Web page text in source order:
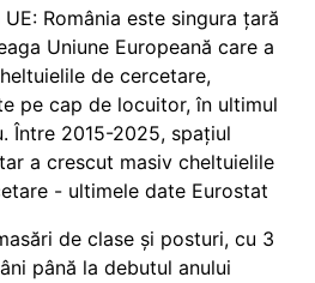
România este singura țară
Uniune Europeană care a
de cercetare,
pe cap de locuitor, în ultimul
Între 2015-2025, spațiul
a crescut masiv cheltuielile
- ultimele date Eurostat
de clase și posturi, cu 3
până la debutul anului